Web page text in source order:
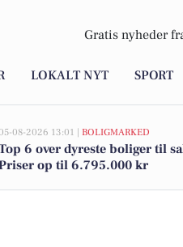
Gratis nyheder
LOKALT NYT SPORT
08-2026 13:01 | BOLIGMARKED
6 over dyreste boliger til
op til 6.795.000 kr